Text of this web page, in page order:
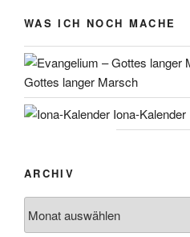
WAS ICH NOCH MACHE
Gottes langer Marsch
Iona-Kalender
ARCHIV